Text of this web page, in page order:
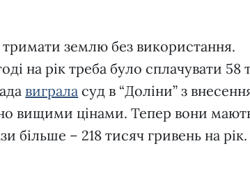
тримати землю без використання.
на рік треба було сплачувати 58
виграла суд в “Доліни” з
вищими цінами. Тепер вони
більше – 218 тисяч гривень на рік.